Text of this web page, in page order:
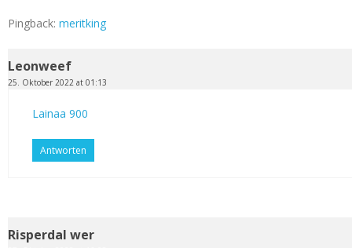
Pingback: meritking
Leonweef
25. Oktober 2022 at 01:13
Lainaa 900
Antworten
Risperdal wer